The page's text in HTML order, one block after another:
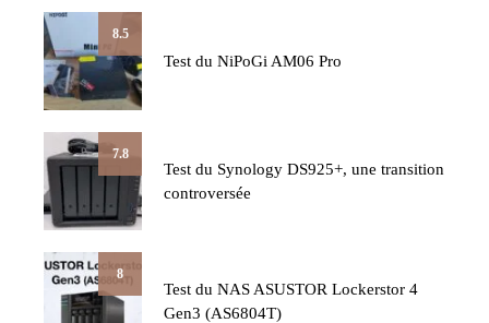
8.5
Test du NiPoGi AM06 Pro
7.8
Test du Synology DS925+, une transition
controversée
8
Test du NAS ASUSTOR Lockerstor 4
Gen3 (AS6804T)